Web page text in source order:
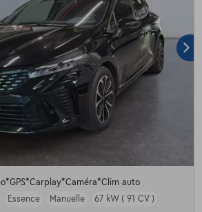
auto
Essence Manuelle 67 kW ( 91 CV )